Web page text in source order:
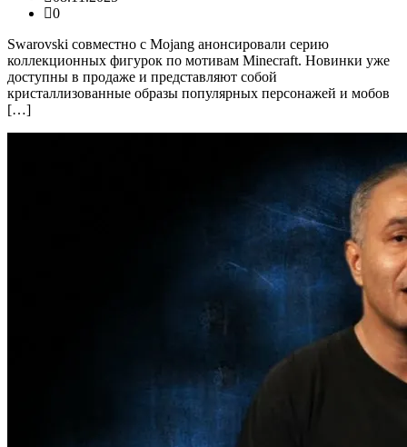
0
Swarovski совместно с Mojang анонсировали серию
коллекционных фигурок по мотивам Minecraft. Новинки уже
доступны в продаже и представляют собой
кристаллизованные образы популярных персонажей и мобов
[…]